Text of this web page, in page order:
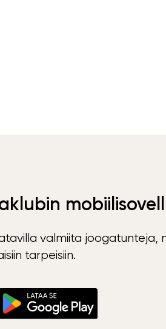
valmiita joogatunteja,
tarpeisiin.